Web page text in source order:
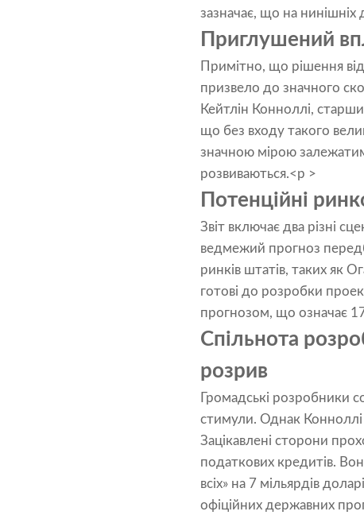
зазначає, що на нинішніх
Приглушений
Примітно, що рішення
призвело до значного
Кейтлін Конноллі,
що без входу такого
значною мірою
розвиваються.<p >
Потенційні
Звіт включає два різні
ведмежий прогноз
ринків штатів, таких як
готові до розробки
прогнозом, що означає
Спільнота
розрив
Громадські розробники
стимули. Однак Конноллі
Зацікавлені сторони
податкових кредитів.
всіх» на 7 мільярдів
офіційних державних